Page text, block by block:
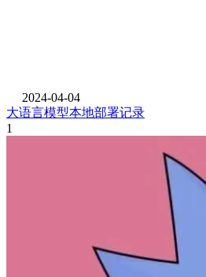
2024-04-04
大语言模型本地部署记录
1